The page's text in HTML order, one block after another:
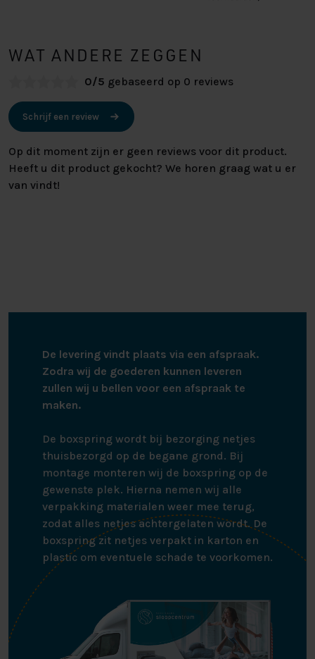
WAT ANDERE ZEGGEN
0/5 gebaseerd op 0 reviews
Schrijf een review
Op dit moment zijn er geen reviews voor dit product.
Heeft u dit product gekocht? We horen graag wat u er
van vindt!
De levering vindt plaats via een afspraak.
Zodra wij de goederen kunnen leveren
zullen wij u bellen voor een afspraak te
maken.
De boxspring wordt bij bezorging netjes
thuisbezorgd op de begane grond. Bij
montage monteren wij de boxspring op de
gewenste plek. Hierna nemen wij alle
verpakking materialen weer mee terug,
zodat alles netjes achtergelaten wordt. De
boxspring zit netjes verpakt in karton en
plastic om eventuele schade te voorkomen.